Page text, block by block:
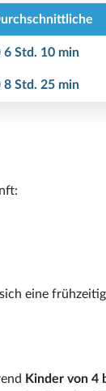
6 Std. 10 min
8 Std. 25 min
eine
Kinder von 4